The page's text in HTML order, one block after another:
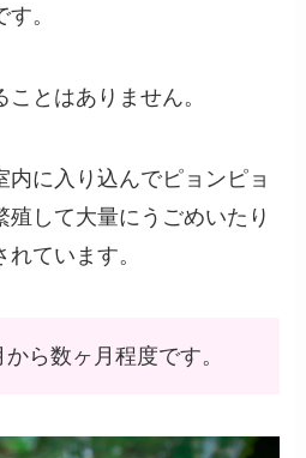
。
とはありません。
内に入り込んでピョンピョ
殖して大量にうごめいたり
れています。
ら数ヶ月程度です。